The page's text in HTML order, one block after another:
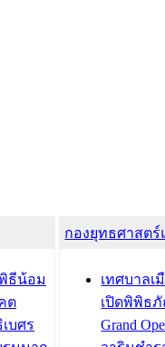
ธีน้อม
ต
บศร
กองยุทธศาสต
เทศบาลเ
เปิดพิพิธภั
Grand